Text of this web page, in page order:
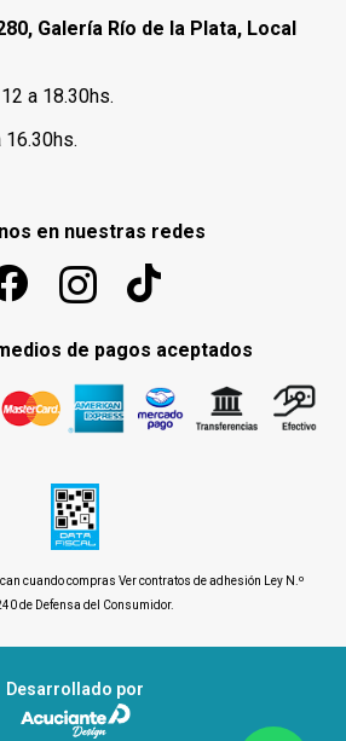
Galería Río de la Plata, Local
a 18.30hs.
en nuestras redes
de pagos aceptados
cuando compras Ver contratos de adhesión Ley N.º
de Defensa del Consumidor.
Desarrollado por